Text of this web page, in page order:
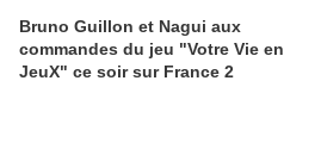
Bruno Guillon et Nagui aux
commandes du jeu "Votre Vie en
JeuX" ce soir sur France 2